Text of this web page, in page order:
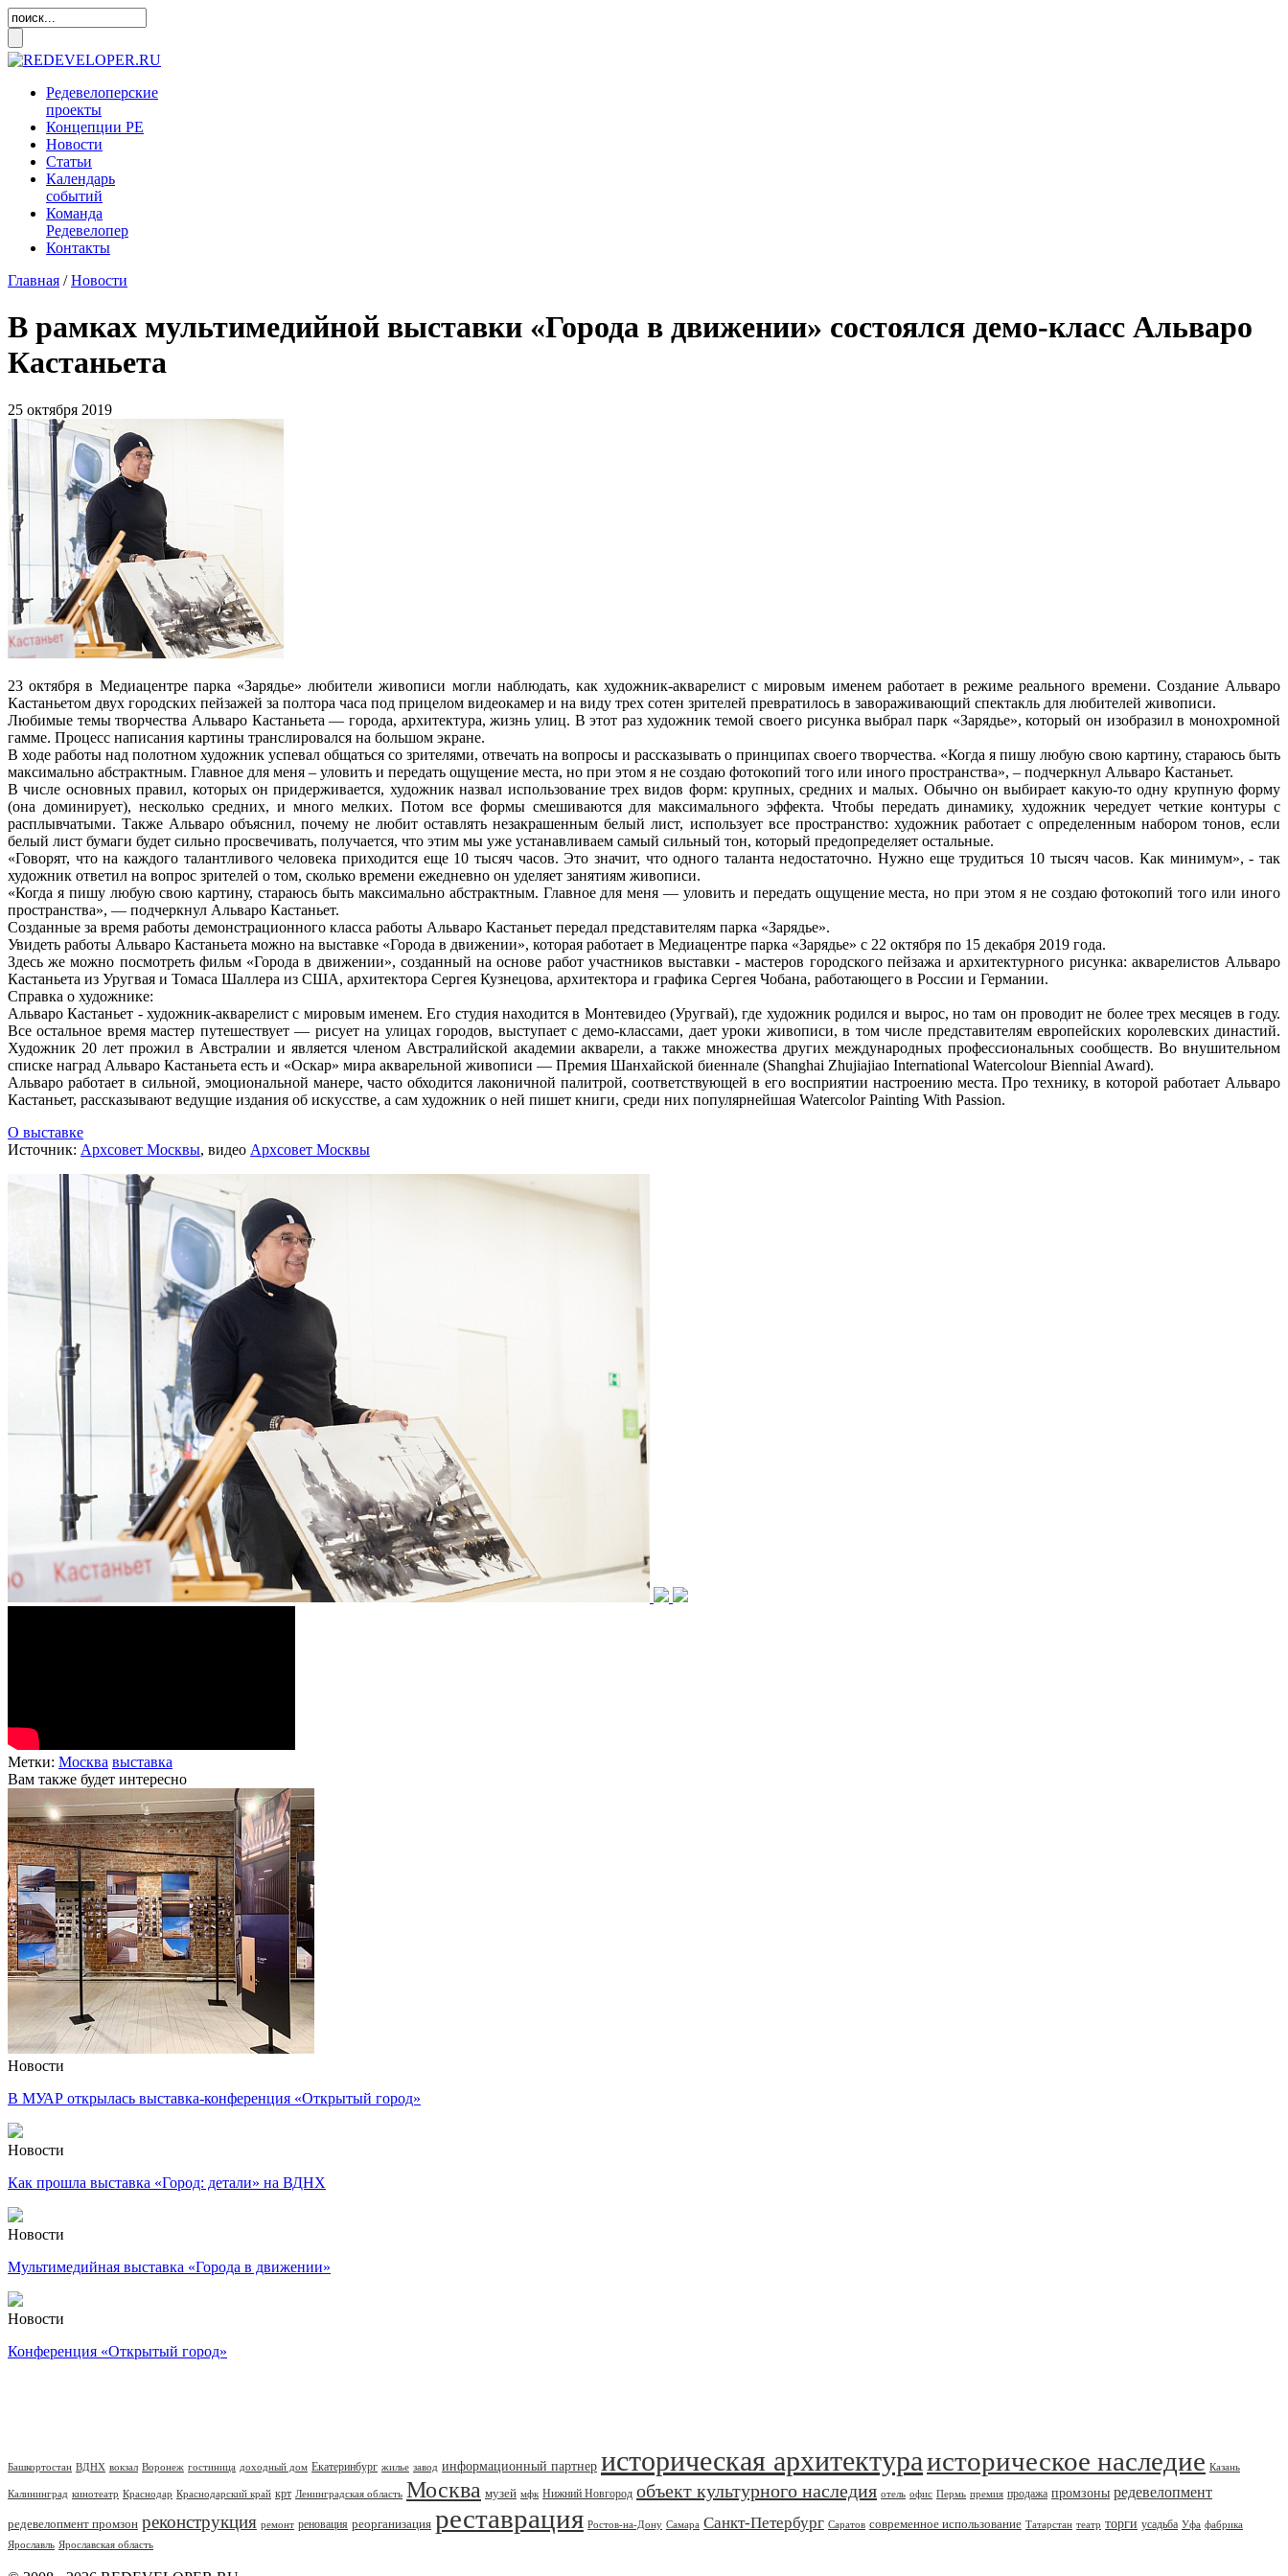
Редевелоперские
проекты
Концепции РЕ
Новости
Статьи
Календарь
событий
Команда
Редевелопер
Контакты
Главная /Новости
В рамках мультимедийной выставки «Города в движении» состоялся демо-класс Альваро
Кастаньета
25 октября 2019
23 октября в Медиацентре парка «Зарядье» любители живописи могли наблюдать, как художник-акварелист с мировым именем работает в режиме реального времени. Создание Альваро
Кастаньетом двух городских пейзажей за полтора часа под прицелом видеокамер и на виду трех сотен зрителей превратилось в завораживающий спектакль для любителей живописи.
Любимые темы творчества Альваро Кастаньета — города, архитектура, жизнь улиц. В этот раз художник темой своего рисунка выбрал парк «Зарядье», который он изобразил в монохромной
гамме. Процесс написания картины транслировался на большом экране.
В ходе работы над полотном художник успевал общаться со зрителями, отвечать на вопросы и рассказывать о принципах своего творчества. «Когда я пишу любую свою картину, стараюсь быть
максимально абстрактным. Главное для меня – уловить и передать ощущение места, но при этом я не создаю фотокопий того или иного пространства», – подчеркнул Альваро Кастаньет.
В числе основных правил, которых он придерживается, художник назвал использование трех видов форм: крупных, средних и малых. Обычно он выбирает какую-то одну крупную форму
(она доминирует), несколько средних, и много мелких. Потом все формы смешиваются для максимального эффекта. Чтобы передать динамику, художник чередует четкие контуры с
расплывчатыми. Также Альваро объяснил, почему не любит оставлять незакрашенным белый лист, использует все пространство: художник работает с определенным набором тонов, если
белый лист бумаги будет сильно просвечивать, получается, что этим мы уже устанавливаем самый сильный тон, который предопределяет остальные.
«Говорят, что на каждого талантливого человека приходится еще 10 тысяч часов. Это значит, что одного таланта недостаточно. Нужно еще трудиться 10 тысяч часов. Как минимум», - так
художник ответил на вопрос зрителей о том, сколько времени ежедневно он уделяет занятиям живописи.
«Когда я пишу любую свою картину, стараюсь быть максимально абстрактным. Главное для меня — уловить и передать ощущение места, но при этом я не создаю фотокопий того или иного
пространства», — подчеркнул Альваро Кастаньет.
Созданные за время работы демонстрационного класса работы Альваро Кастаньет передал представителям парка «Зарядье».
Увидеть работы Альваро Кастаньета можно на выставке «Города в движении», которая работает в Медиацентре парка «Зарядье» с 22 октября по 15 декабря 2019 года.
Здесь же можно посмотреть фильм «Города в движении», созданный на основе работ участников выставки - мастеров городского пейзажа и архитектурного рисунка: акварелистов Альваро
Кастаньета из Уругвая и Томаса Шаллера из США, архитектора Сергея Кузнецова, архитектора и графика Сергея Чобана, работающего в России и Германии.
Справка о художнике:
Альваро Кастаньет - художник-акварелист с мировым именем. Его студия находится в Монтевидео (Уругвай), где художник родился и вырос, но там он проводит не более трех месяцев в году.
Все остальное время мастер путешествует — рисует на улицах городов, выступает с демо-классами, дает уроки живописи, в том числе представителям европейских королевских династий.
Художник 20 лет прожил в Австралии и является членом Австралийской академии акварели, а также множества других международных профессиональных сообществ. Во внушительном
списке наград Альваро Кастаньета есть и «Оскар» мира акварельной живописи — Премия Шанхайской биеннале (Shanghai Zhujiajiao International Watercolour Biennial Award).
Альваро работает в сильной, эмоциональной манере, часто обходится лаконичной палитрой, соответствующей в его восприятии настроению места. Про технику, в которой работает Альваро
Кастаньет, рассказывают ведущие издания об искусстве, а сам художник о ней пишет книги, среди них популярнейшая Watercolor Painting With Passion.
О выставке
Источник: Архсовет Москвы, видео Архсовет Москвы
Метки: Москва выставка
Вам также будет интересно
Новости
В МУАР открылась выставка-конференция «Открытый город»
Новости
Как прошла выставка «Город: детали» на ВДНХ
Новости
Мультимедийная выставка «Города в движении»
Новости
Конференция «Открытый город»
Башкортостан ВДНХ вокзал Воронеж гостиница доходный дом Екатеринбург жилье завод информационный партнер историческая архитектураисторическое наследие Казань
Калининград кинотеатр Краснодар Краснодарский край крт Ленинградская область Москва музей мфк Нижний Новгород объект культурного наследия отель офис Пермь премия продажа промзоны редевелопмент
редевелопмент промзон реконструкция ремонт реновация реорганизация реставрация Ростов-на-Дону Самара Санкт-Петербург Саратов современное использование Татарстан театр торги усадьба Уфа фабрика
Ярославль Ярославская область